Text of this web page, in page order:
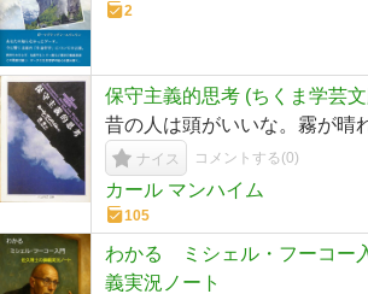
2
保守主義的思考 (ちくま学芸
昔の人は頭がいいな。霧が晴
ナイス コメントする(0)
カール マンハイム
105
わかる ミシェル・フーコー
義実況ノート